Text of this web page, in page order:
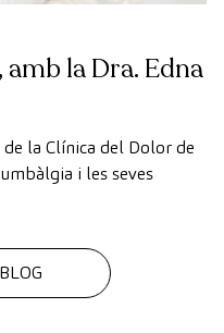
la Dra. Edna
la Clínica del Dolor de
i les seves